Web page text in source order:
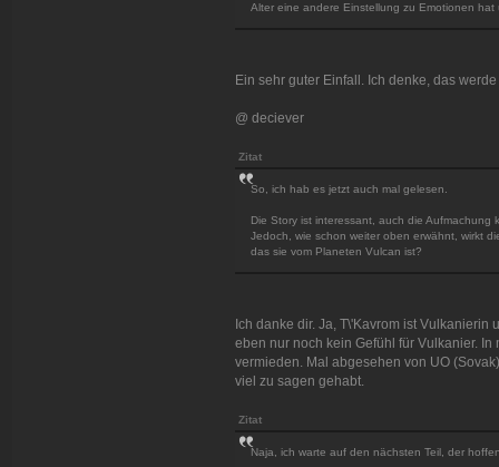
Alter eine andere Einstellung zu Emotionen
Ein sehr guter Einfall. Ich denke, das
@ deciever
Zitat
So, ich hab es jetzt auch mal gelesen.
Die Story ist interessant, auch die Aufmachung
Jedoch, wie schon weiter oben erwähnt, wirkt
das sie vom Planeten Vulcan ist?
Ich danke dir. Ja, T\'Kavrom ist
eben nur noch kein Gefühl für Vulkanier.
vermieden. Mal abgesehen von UO
viel zu sagen gehabt.
Zitat
Naja, ich warte auf den nächsten Teil, der